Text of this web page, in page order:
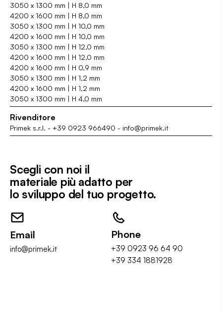
3050 x 1300 mm | H 8,0 mm
4200 x 1600 mm | H 8,0 mm
3050 x 1300 mm | H 10,0 mm
4200 x 1600 mm | H 10,0 mm
3050 x 1300 mm | H 12,0 mm
4200 x 1600 mm | H 12,0 mm
4200 x 1600 mm | H 0,9 mm
3050 x 1300 mm | H 1,2 mm
4200 x 1600 mm | H 1,2 mm
3050 x 1300 mm | H 4,0 mm
Rivenditore
Primek s.r.l. - +39 0923 966490 - info@primek.it
Scegli con noi il
materiale più adatto per
lo sviluppo del tuo progetto.
Email
info@primek.it
Phone
+39 0923 96 64 90
+39 334 1881928